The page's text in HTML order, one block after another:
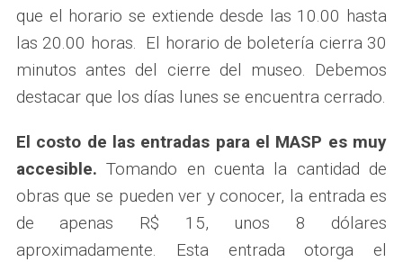
que el horario se extiende desde las 10.00 hasta
las 20.00 horas. El horario de boletería cierra 30
minutos antes del cierre del museo. Debemos
destacar que los días lunes se encuentra cerrado.
El costo de las entradas para el MASP es muy
accesible. Tomando en cuenta la cantidad de
obras que se pueden ver y conocer, la entrada es
de apenas R$ 15, unos 8 dólares
aproximadamente. Esta entrada otorga el